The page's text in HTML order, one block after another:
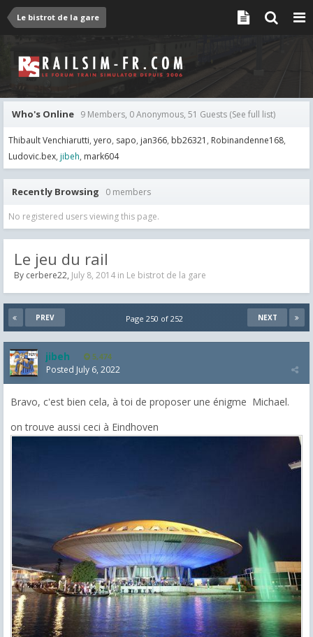
Le bistrot de la gare
Who's Online 9 Members, 0 Anonymous, 51 Guests (See full list)
Thibault Venchiarutti yero sapo jan366 bb26321 Robinandenne168
Ludovic.bex jibeh mark604
Recently Browsing 0 members
No registered users viewing this page.
Le jeu du rail
By cerbere22, July 8, 2014 in Le bistrot de la gare
PREV NEXT
Page 250 of 252
jibeh 5,474
Posted July 6, 2022
Bravo, c'est bien cela, à toi de proposer une énigme Michael.
on trouve aussi ceci à Eindhoven